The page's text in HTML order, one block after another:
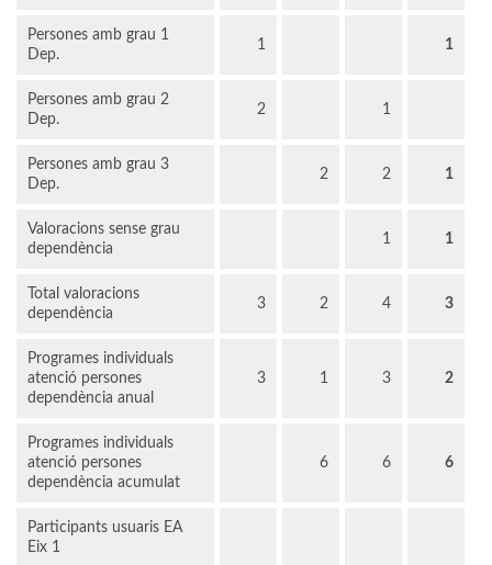
Persones amb grau 1
Dep.
1 1
Persones amb grau 2
Dep.
2 1
Persones amb grau 3
Dep.
2 2 1
Valoracions sense grau
dependència
1 1
Total valoracions
dependència
3 2 4 3
Programes individuals
atenció persones
dependència anual
3 1 3 2
Programes individuals
atenció persones
dependència acumulat
6 6 6
Participants usuaris EA
Eix 1